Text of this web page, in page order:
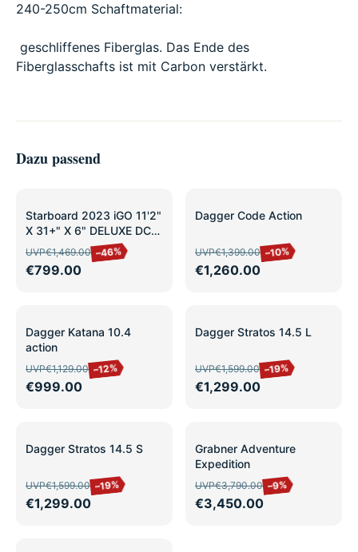
240-250cm Schaftmaterial:
geschliffenes Fiberglas. Das Ende des
Fiberglasschafts ist mit Carbon verstärkt.
Dazu passend
SALE
Starboard 2023 iGO 11'2"
X 31+" X 6" DELUXE DC
leicht
gebraucht/Ausstellung
UVP€1,469.00 –46%
€799.00
SALE
Dagger Code Action
UVP€1,399.00 –10%
€1,260.00
SALE
Dagger Katana 10.4
action
UVP€1,129.00 –12%
€999.00
SALE
Dagger Stratos 14.5 L
UVP€1,599.00 –19%
€1,299.00
SALE
Dagger Stratos 14.5 S
UVP€1,599.00 –19%
€1,299.00
SALE
Grabner Adventure
Expedition
UVP€3,790.00 –9%
€3,450.00